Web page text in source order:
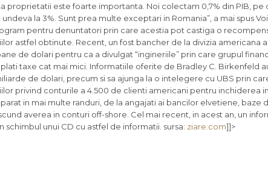
proprietatii este foarte importanta. Noi colectam 0,7% din PIB, pe
la 3%. Sunt prea multe exceptari in Romania”, a mai spus
pentru denuntatori prin care acestia pot castiga o
astfel obtinute. Recent, un fost bancher de la divizia americana
de dolari pentru ca a divulgat “ingineriile” prin care grupul
taxe cat mai mici. Informatiile oferite de Bradley C. Birkenfeld
de dolari, precum si sa ajunga la o intelegere cu UBS prin
privind conturile a 4.500 de clienti americani pentru inchiderea
in mai multe randuri, de la angajati ai bancilor elvetiene, baze
averea in conturi off-shore. Cel mai recent, in acest an, un
unui CD cu astfel de informatii. sursa: ziare.com]]>